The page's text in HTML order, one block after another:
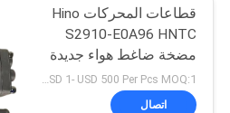
قطاعات المحركات Hino
S2910-E0A96 HNTC
مضخة ضاغط هواء جديدة
تمامًا لـ HINO 500 FC7J
FG FD7J J07E J05E
USD 1- USD 500 Per Pcs MOQ:1 قطعة
اتصال